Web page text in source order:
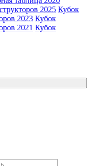
2025 Кубок
2023 Кубок
2021 Кубок